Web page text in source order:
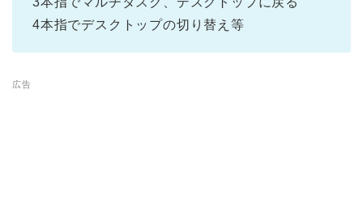
4本指でデスクトップの切り替え等
広告